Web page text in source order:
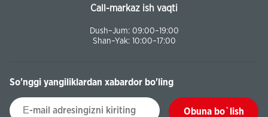
Call-markaz ish vaqti
Dush–Jum: 09:00–19:00
Shan–Yak: 10:00–17:00
So'nggi yangiliklardan xabardor bo'ling
Obuna bo`lish